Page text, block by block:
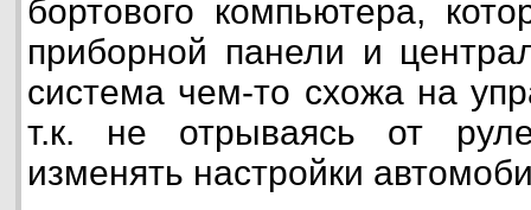
бортового компьютера,
приборной панели и
система чем-то схожа на
т.к. не отрываясь от
изменять настройки